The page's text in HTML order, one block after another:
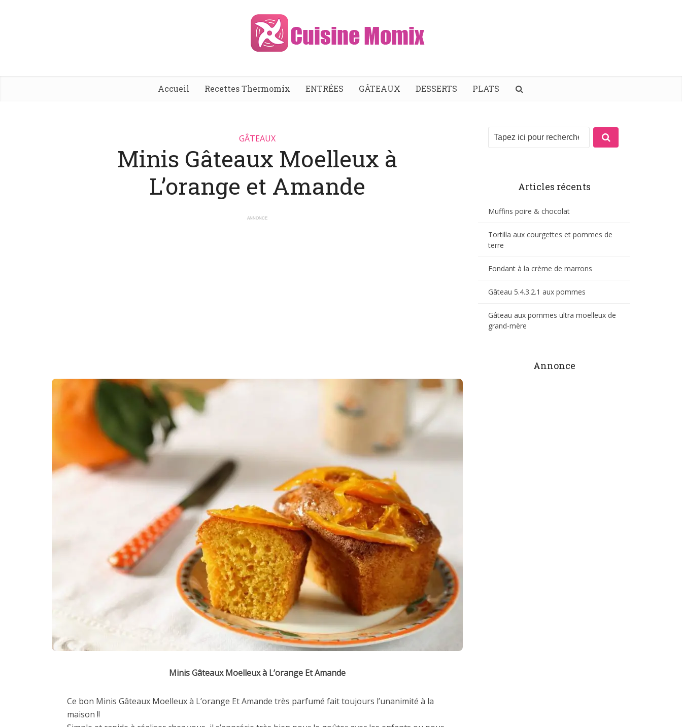
Accueil Recettes Thermomix ENTRÉES GÂTEAUX DESSERTS PLATS
GÂTEAUX
Minis Gâteaux Moelleux à
L’orange et Amande
ANNONCE
Minis Gâteaux Moelleux à L’orange Et Amande
Ce bon Minis Gâteaux Moelleux à L’orange Et Amande très parfumé fait toujours l’unanimité à la
maison !!
Articles récents
Muffins poire & chocolat
Tortilla aux courgettes et pommes de
terre
Fondant à la crème de marrons
Gâteau 5.4.3.2.1 aux pommes
Gâteau aux pommes ultra moelleux de
grand-mère
Annonce